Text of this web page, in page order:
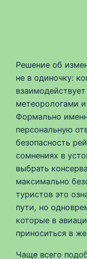
Решение об
не в одиночку:
метеорологами
Формально
персональную
безопасность
сомнениях в
выбрать
максимально
туристов это
пути, но
которые в
приноситься в
Чаще всего